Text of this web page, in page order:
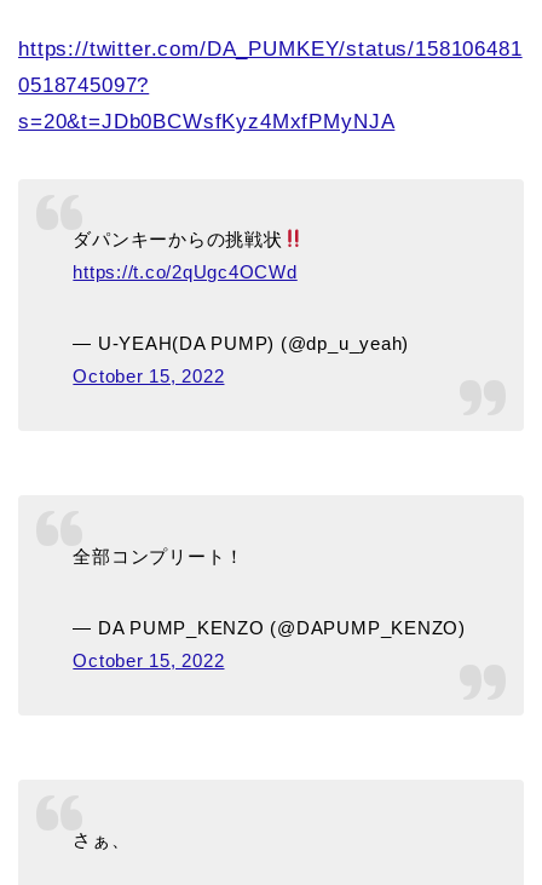
https://twitter.com/DA_PUMKEY/status/158106481
0518745097?
s=20&t=JDb0BCWsfKyz4MxfPMyNJA
ダパンキーからの挑戦状
https://t.co/2qUgc4OCWd
— U-YEAH(DA PUMP) (@dp_u_yeah)
October 15, 2022
全部コンプリート！
— DA PUMP_KENZO (@DAPUMP_KENZO)
October 15, 2022
さぁ、